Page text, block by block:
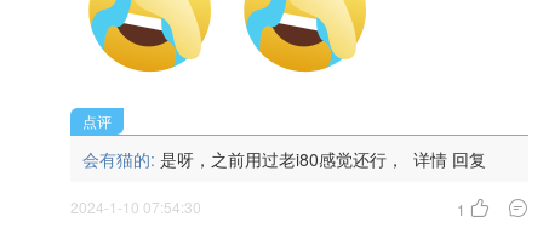
点评
会有猫的: 是呀，之前用过老i80感觉还行， 详情 回复
1  
2024-1-10 07:54:30